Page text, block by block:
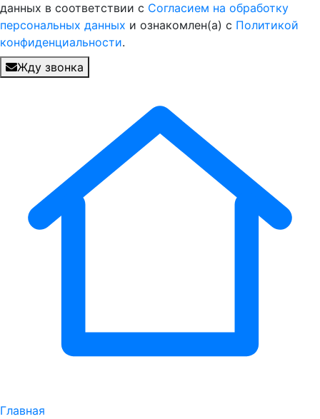
данных в соответствии с Согласием на обработку
персональных данных и ознакомлен(а) с Политикой
конфиденциальности.
Жду звонка
Главная